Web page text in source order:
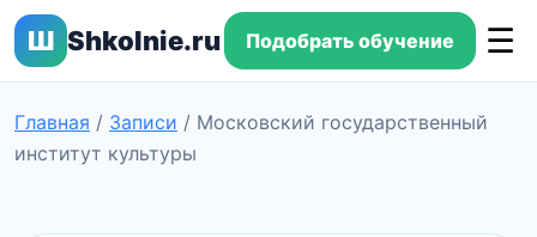
Ш Shkolnie.ru Подобрать обучение ☰
Главная / Записи / Московский государственный
институт культуры